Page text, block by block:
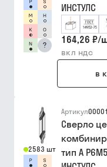
?
ИНСТУЛС
164,26 ₽/
вкл ндс
в
2583 шт
Артикул
Сверло
тип A